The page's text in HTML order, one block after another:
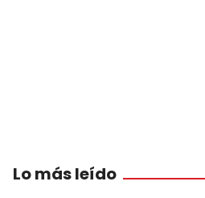
Lo más leído